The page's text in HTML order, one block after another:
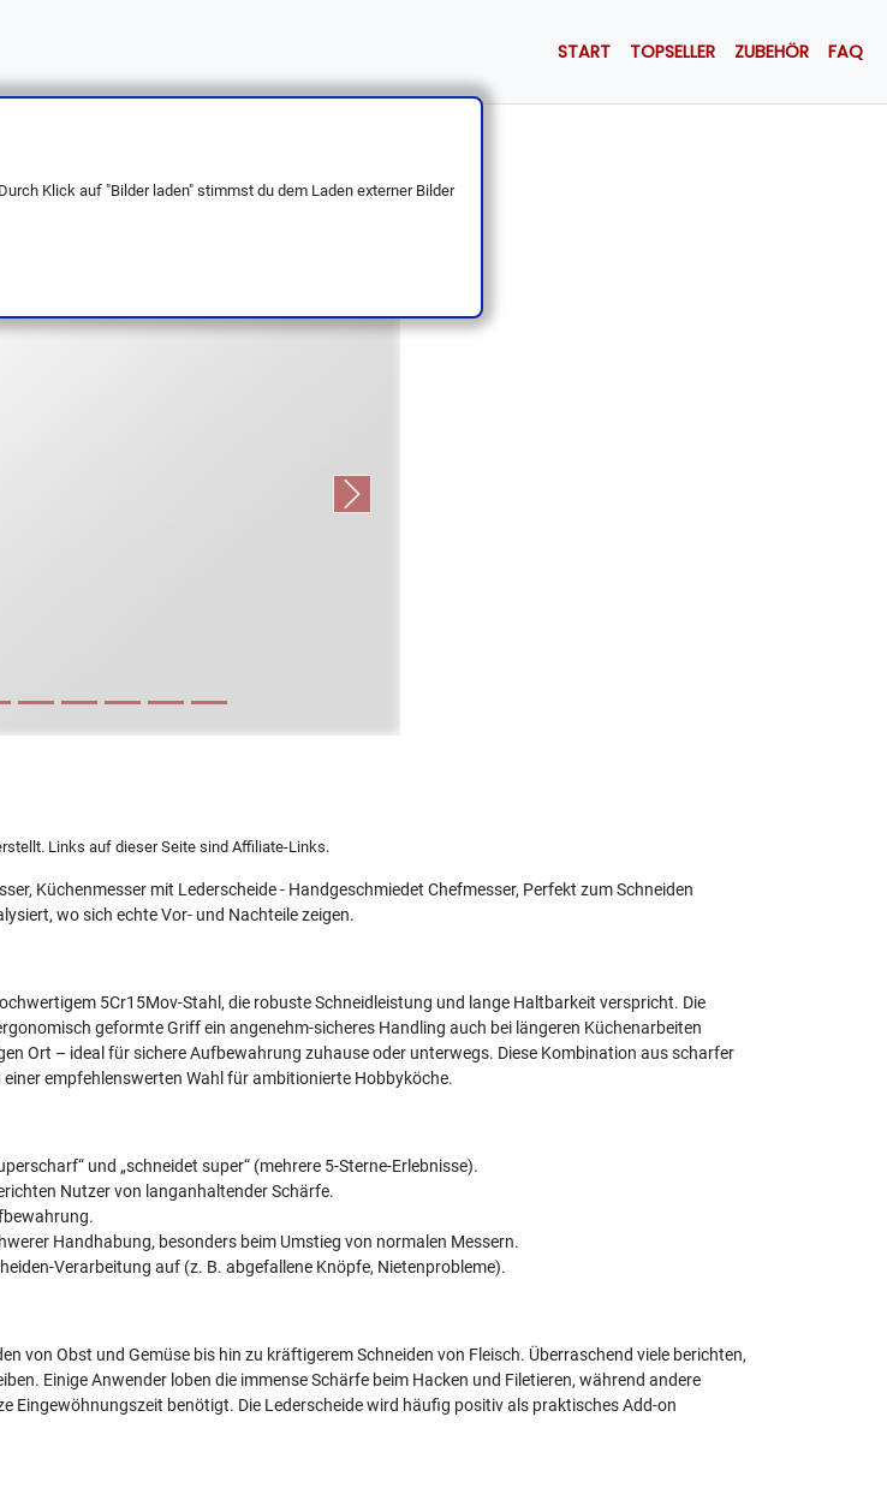
Klick auf "Bilder laden" stimmst du dem Laden externer Bilder
START TOPSELLER ZUBEHÖR FAQ
Lederscheide – handgeschmiedet
Next
Links auf dieser Seite sind Affiliate-Links.
Küchenmesser mit Lederscheide - Handgeschmiedet Chefmesser, Perfekt zum Schneiden
wo sich echte Vor- und Nachteile zeigen.
5Cr15Mov-Stahl, die robuste Schneidleistung und lange Haltbarkeit verspricht. Die
geformte Griff ein angenehm-sicheres Handling auch bei längeren Küchenarbeiten
Ort – ideal für sichere Aufbewahrung zuhause oder unterwegs. Diese Kombination aus scharfer
empfehlenswerten Wahl für ambitionierte Hobbyköche.
und „schneidet super“ (mehrere 5-Sterne-Erlebnisse).
Nutzer von langanhaltender Schärfe.
Handhabung, besonders beim Umstieg von normalen Messern.
Verarbeitung auf (z. B. abgefallene Knöpfe, Nietenprobleme).
von Obst und Gemüse bis hin zu kräftigerem Schneiden von Fleisch. Überraschend viele berichten,
Einige Anwender loben die immense Schärfe beim Hacken und Filetieren, während andere
benötigt. Die Lederscheide wird häufig positiv als praktisches Add-on